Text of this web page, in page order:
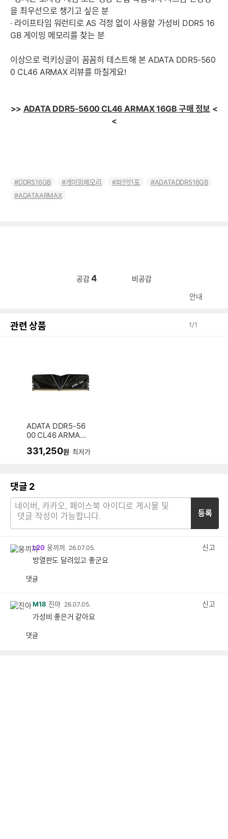
을 최우선으로 챙기고 싶은 분
· 라이프타임 워런티로 AS 걱정 없이 사용할 가성비 DDR5 16
GB 게이밍 메모리를 찾는 분
이상으로 럭키싱글이 꼼꼼히 테스트해 본 ADATA DDR5-560
0 CL46 ARMAX 리뷰를 마칠게요!
>> ADATA DDR5-5600 CL46 ARMAX 16GB 구매 정보 <
<
DDR516GB 게이밍메모리 파인인포
ADATADDR516GB
ADATAARMAX
공감 4 비공감
안내
관련 상품 1/1
ADATA DDR5-56
00 CL46 ARMAX
331,250원 최저가
댓글 2
등록
L20 웅끼끼 26.07.05.
신고
방열판도 달려있고 좋군요
댓글
M18 진아 26.07.05.
신고
가성비 좋은거 같아요
댓글